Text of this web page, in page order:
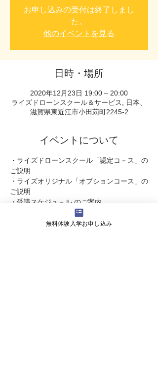
お申し込みの受付は終了しまし
た。
他のイベントを見る
日時・場所
2020年12月23日 19:00 – 20:00
ライズドローンスクール＆サービス, 日本、
滋賀県東近江市小田苅町2245-2
イベントについて
・ライズドローンスクール「認定コ－ス」の
ご説明
・ライズオリジナル「オプションコース」の
ご説明
・受講スケジュ－ル のご案内
・受講料   についてなど・・・
ドロ－ンに関するご質問やご不明な点が明瞭
無料体験入学お申し込み